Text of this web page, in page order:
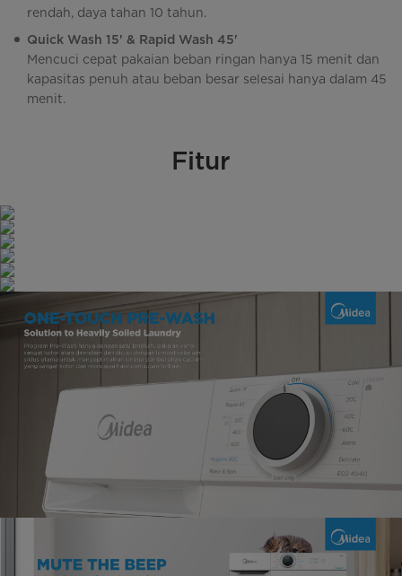
rendah, daya tahan 10 tahun.
Quick Wash 15' & Rapid Wash 45'
Mencuci cepat pakaian beban ringan hanya 15 menit dan
kapasitas penuh atau beban besar selesai hanya dalam 45
menit.
Fitur